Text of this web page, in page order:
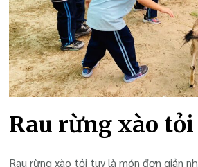
Rau rừng xào tỏi
Rau rừng xào tỏi tuy là món đơn giản